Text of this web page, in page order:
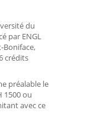
du
par ENGL
Boniface,
crédits
préalable le
1500 ou
avec ce